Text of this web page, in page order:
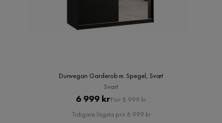
Dunvegan Garderob m. Spegel, Svart
Svart
Pris
6 999 krOriginal
Pris
Förr 8 999 kr
Tidigare lägsta pris 6 999 kr